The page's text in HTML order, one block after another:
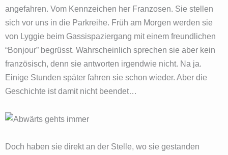
angefahren. Vom Kennzeichen her Franzosen. Sie stellen
sich vor uns in die Parkreihe. Früh am Morgen werden sie
von Lyggie beim Gassispaziergang mit einem freundlichen
“Bonjour” begrüsst. Wahrscheinlich sprechen sie aber kein
französisch, denn sie antworten irgendwie nicht. Na ja.
Einige Stunden später fahren sie schon wieder. Aber die
Geschichte ist damit nicht beendet…
Doch haben sie direkt an der Stelle, wo sie gestanden